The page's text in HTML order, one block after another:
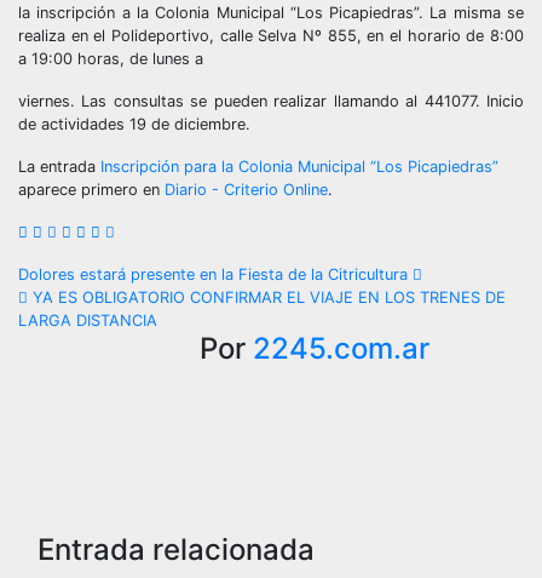
la inscripción a la Colonia Municipal “Los Picapiedras”. La misma se
realiza en el Polideportivo, calle Selva Nº 855, en el horario de 8:00
a 19:00 horas, de lunes a
viernes. Las consultas se pueden realizar llamando al 441077. Inicio
de actividades 19 de diciembre.
La entrada Inscripción para la Colonia Municipal “Los Picapiedras”
aparece primero en Diario - Criterio Online.
Navegación
de
Dolores estará presente en la Fiesta de la Citricultura
YA ES OBLIGATORIO CONFIRMAR EL VIAJE EN LOS TRENES DE
LARGA DISTANCIA
Por 2245.com.ar
Entrada relacionada